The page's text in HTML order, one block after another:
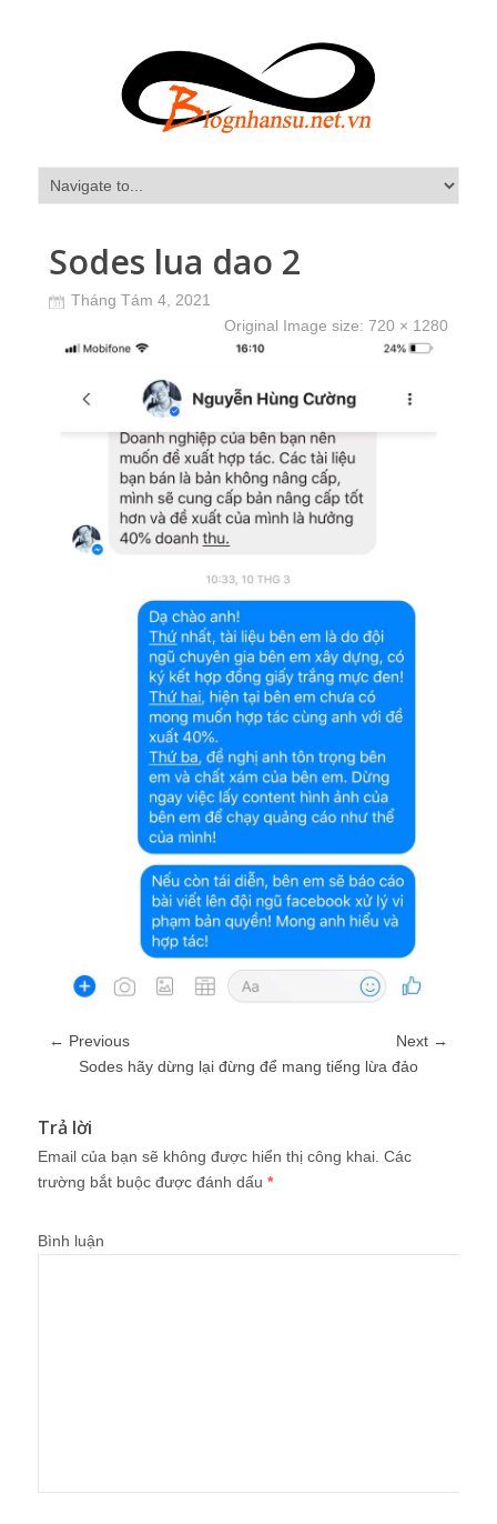
Sodes lua dao 2
Tháng Tám 4, 2021
Original Image size: 720 × 1280
← Previous
Next →
Sodes hãy dừng lại đừng để mang tiếng lừa đảo
Trả lời
Email của bạn sẽ không được hiển thị công khai. Các
trường bắt buộc được đánh dấu *
Bình luận